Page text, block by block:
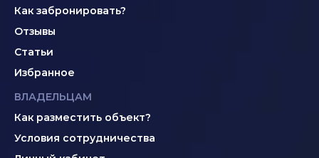
Как забронировать?
Отзывы
Статьи
Избранное
ВЛАДЕЛЬЦАМ
Как разместить объект?
Условия сотрудничества